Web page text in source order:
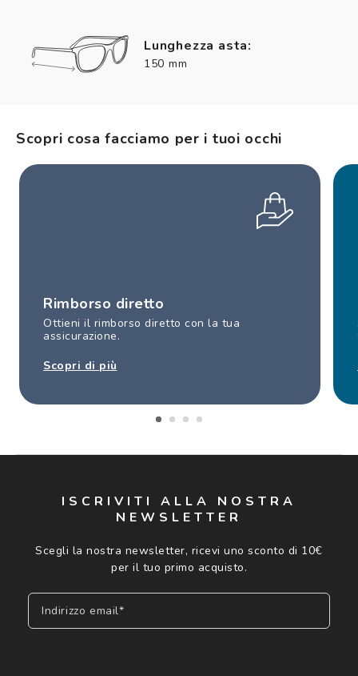
Lunghezza asta:
150 mm
Scopri cosa facciamo per i tuoi occhi
Rimborso diretto
Ottieni il rimborso diretto con la tua
assicurazione.
Scopri di più
ISCRIVITI ALLA NOSTRA
NEWSLETTER
Scegli la nostra newsletter, ricevi uno sconto di 10€
per il tuo primo acquisto.
Indirizzo email*